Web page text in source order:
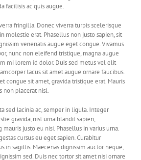
facilisis ac quis augue.
fringilla. Donec viverra turpis scelerisque
molestie erat. Phasellus non justo sapien, sit
venenatis augue eget congue. Vivamus
nunc non eleifend tristique, magna augue
mi lorem id dolor. Duis sed metus vel elit
lacus sit amet augue ornare faucibus.
congue sit amet, gravida tristique erat. Mauris
non placerat nisl.
sed lacinia ac, semper in ligula. Integer
gravida, nisl urna blandit sapien,
justo eu nisi. Phasellus in varius urna.
cursus eu eget sapien. Curabitur
in sagittis. Maecenas dignissim auctor neque,
sed. Duis nec tortor sit amet nisi ornare